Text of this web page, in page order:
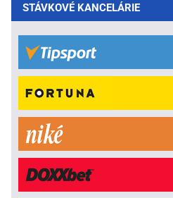
STÁVKOVÉ KANCELÁRIE